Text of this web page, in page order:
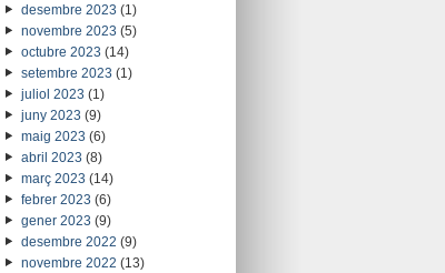
desembre 2023 (1)
novembre 2023 (5)
octubre 2023 (14)
setembre 2023 (1)
juliol 2023 (1)
juny 2023 (9)
maig 2023 (6)
abril 2023 (8)
març 2023 (14)
febrer 2023 (6)
gener 2023 (9)
desembre 2022 (9)
novembre 2022 (13)